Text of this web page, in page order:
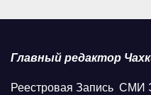
Главный редактор
Реестровая Запись